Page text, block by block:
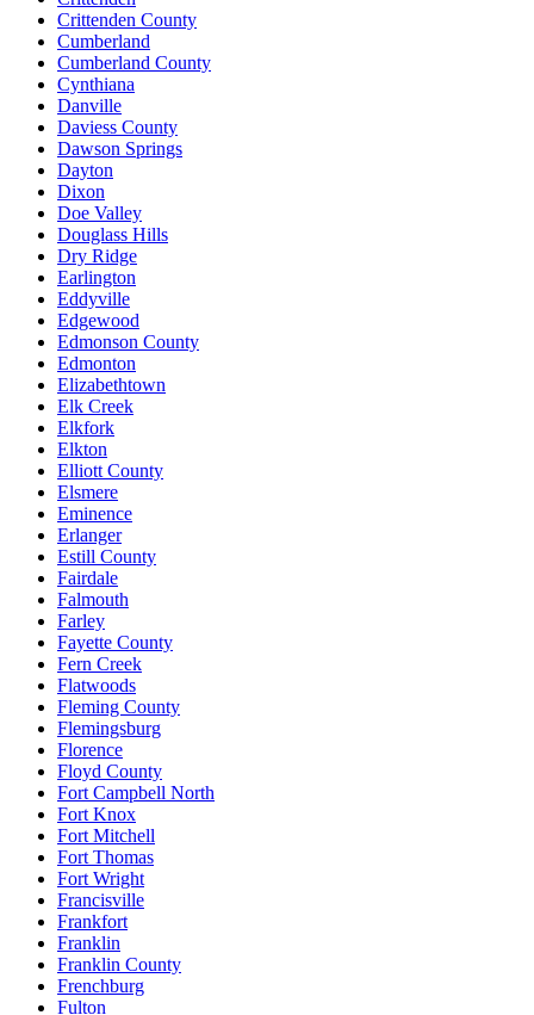
Crittenden County
Cumberland
Cumberland County
Cynthiana
Danville
Daviess County
Dawson Springs
Dayton
Dixon
Doe Valley
Douglass Hills
Dry Ridge
Earlington
Eddyville
Edgewood
Edmonson County
Edmonton
Elizabethtown
Elk Creek
Elkfork
Elkton
Elliott County
Elsmere
Eminence
Erlanger
Estill County
Fairdale
Falmouth
Farley
Fayette County
Fern Creek
Flatwoods
Fleming County
Flemingsburg
Florence
Floyd County
Fort Campbell North
Fort Knox
Fort Mitchell
Fort Thomas
Fort Wright
Francisville
Frankfort
Franklin
Franklin County
Frenchburg
Fulton